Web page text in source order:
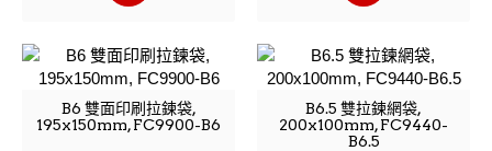
B6 雙面印刷拉鍊袋,
195x150mm, FC9900-B6
B6.5 雙拉鍊網袋,
200x100mm, FC9440-
B6.5